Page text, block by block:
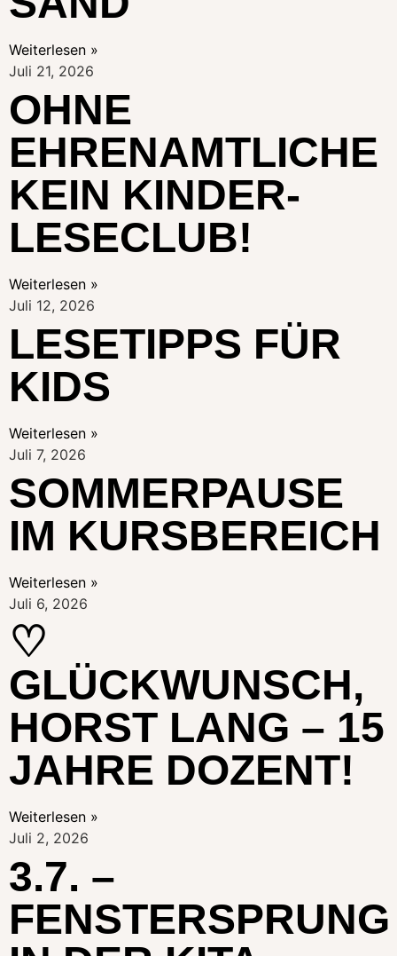
Weiterlesen »
Juli 21, 2026
OHNE
EHRENAMTLICHE
KEIN KINDER-
LESECLUB!
Weiterlesen »
Juli 12, 2026
LESETIPPS FÜR
KIDS
Weiterlesen »
Juli 7, 2026
SOMMERPAUSE
IM KURSBEREICH
Weiterlesen »
Juli 6, 2026
♡
GLÜCKWUNSCH,
HORST LANG – 15
JAHRE DOZENT!
Weiterlesen »
Juli 2, 2026
3.7. –
FENSTERSPRUNG